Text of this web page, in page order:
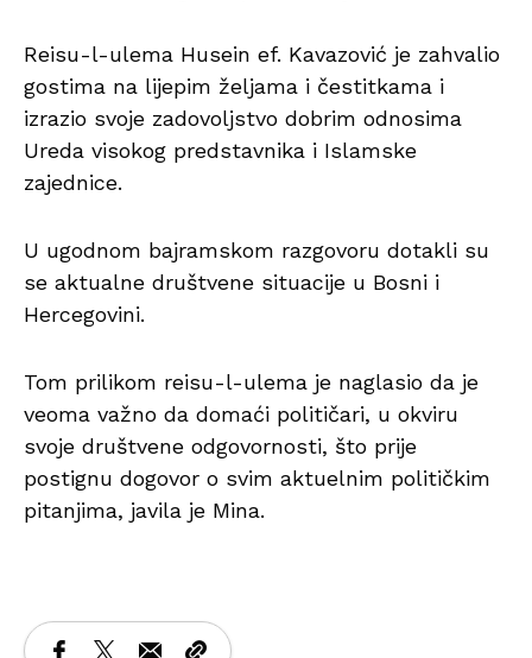
Reisu-l-ulema Husein ef. Kavazović je zahvalio
gostima na lijepim željama i čestitkama i
izrazio svoje zadovoljstvo dobrim odnosima
Ureda visokog predstavnika i Islamske
zajednice.
U ugodnom bajramskom razgovoru dotakli su
se aktualne društvene situacije u Bosni i
Hercegovini.
Tom prilikom reisu-l-ulema je naglasio da je
veoma važno da domaći političari, u okviru
svoje društvene odgovornosti, što prije
postignu dogovor o svim aktuelnim političkim
pitanjima, javila je Mina.